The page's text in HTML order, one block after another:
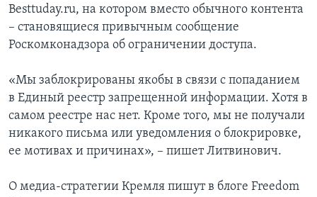
Besttuday.ru, на котором вместо обычного контента
– становящиеся привычным сообщение
Роскомконадзора об ограничении доступа.
«Мы заблокрированы якобы в связи с попаданием
в Единый реестр запрещенной информации. Хотя в
самом реестре нас нет. Кроме того, мы не получали
никакого письма или уведомления о блокрировке,
ее мотивах и причинах», – пишет Литвинович.
О медиа-стратегии Кремля пишут в блоге Freedom